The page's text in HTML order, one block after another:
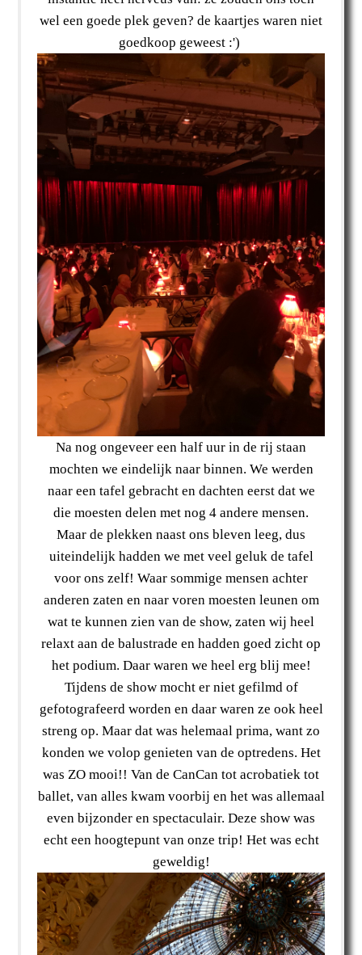
wel een goede plek geven? de kaartjes waren niet
goedkoop geweest :')
Na nog ongeveer een half uur in de rij staan
mochten we eindelijk naar binnen. We werden
naar een tafel gebracht en dachten eerst dat we
die moesten delen met nog 4 andere mensen.
Maar de plekken naast ons bleven leeg, dus
uiteindelijk hadden we met veel geluk de tafel
voor ons zelf! Waar sommige mensen achter
anderen zaten en naar voren moesten leunen om
wat te kunnen zien van de show, zaten wij heel
relaxt aan de balustrade en hadden goed zicht op
het podium. Daar waren we heel erg blij mee!
Tijdens de show mocht er niet gefilmd of
gefotografeerd worden en daar waren ze ook heel
streng op. Maar dat was helemaal prima, want zo
konden we volop genieten van de optredens. Het
was ZO mooi!! Van de CanCan tot acrobatiek tot
ballet, van alles kwam voorbij en het was allemaal
even bijzonder en spectaculair. Deze show was
echt een hoogtepunt van onze trip! Het was echt
geweldig!